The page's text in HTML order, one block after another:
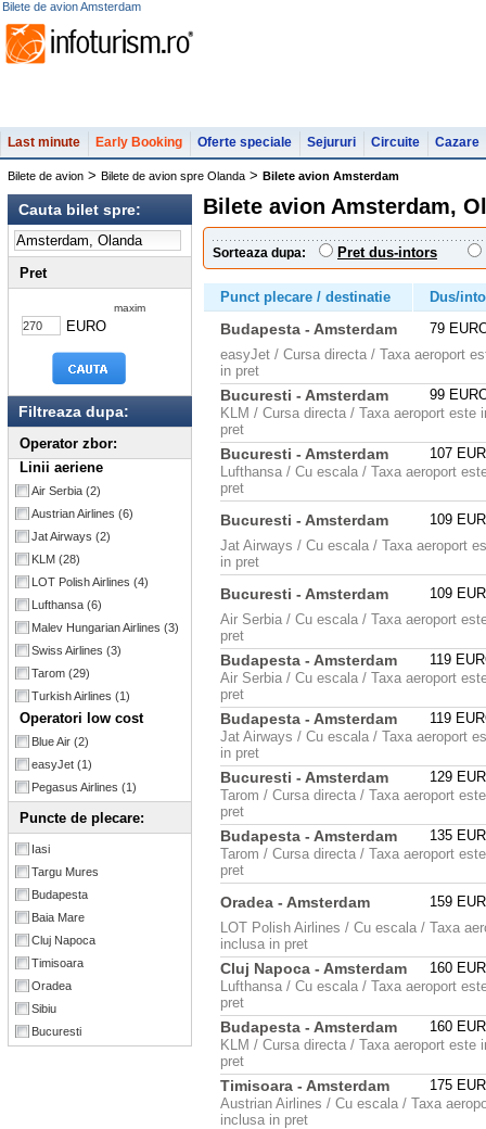
Bilete de avion Amsterdam
Last minute Early Booking Oferte speciale Sejururi Circuite Cazare
Bilete de avion > Bilete de avion spre Olanda > Bilete avion Amsterdam
Cauta bilet spre:
Pret
maxim
EURO
Filtreaza dupa:
Operator zbor:
Linii aeriene
Air Serbia (2)
Austrian Airlines (6)
Jat Airways (2)
KLM (28)
LOT Polish Airlines (4)
Lufthansa (6)
Malev Hungarian Airlines (3)
Swiss Airlines (3)
Tarom (29)
Turkish Airlines (1)
Operatori low cost
Blue Air (2)
easyJet (1)
Pegasus Airlines (1)
Puncte de plecare:
Iasi
Targu Mures
Budapesta
Baia Mare
Cluj Napoca
Timisoara
Oradea
Sibiu
Bucuresti
Bilete avion Amsterdam,
Sorteaza dupa: Pret dus-intors
Punct plecare / destinatie Dus/
Budapesta - Amsterdam
79
easyJet / Cursa directa / Taxa aeroport
in pret
Bucuresti - Amsterdam
99
KLM / Cursa directa / Taxa aeroport este
pret
Bucuresti - Amsterdam
107
Lufthansa / Cu escala / Taxa aeroport
pret
Bucuresti - Amsterdam
109
Jat Airways / Cu escala / Taxa aeroport
in pret
Bucuresti - Amsterdam
109
Air Serbia / Cu escala / Taxa aeroport
pret
Budapesta - Amsterdam
119
Air Serbia / Cu escala / Taxa aeroport
pret
Budapesta - Amsterdam
119
Jat Airways / Cu escala / Taxa aeroport
in pret
Bucuresti - Amsterdam
129
Tarom / Cursa directa / Taxa aeroport
pret
Budapesta - Amsterdam
135
Tarom / Cursa directa / Taxa aeroport
pret
Oradea - Amsterdam
159
LOT Polish Airlines / Cu escala / Taxa
inclusa in pret
Cluj Napoca - Amsterdam
160
Lufthansa / Cu escala / Taxa aeroport
pret
Budapesta - Amsterdam
160
KLM / Cursa directa / Taxa aeroport este
pret
Timisoara - Amsterdam
175
Austrian Airlines / Cu escala / Taxa
inclusa in pret